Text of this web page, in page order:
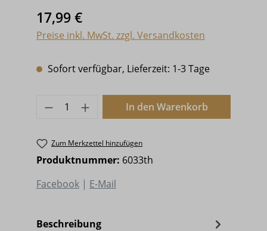
Regulärer Preis:
17,99 €
Preise inkl. MwSt. zzgl. Versandkosten
Sofort verfügbar, Lieferzeit: 1-3 Tage
Produkt Anzahl: Gib den
In den Warenkorb
Zum Merkzettel hinzufügen
Produktnummer: 6033th
Facebook| E-Mail
Beschreibung